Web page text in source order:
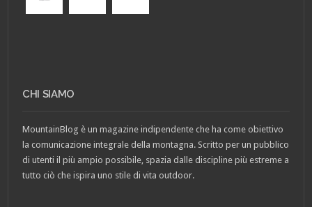
CHI SIAMO
MountainBlog è un magazine indipendente che ha come obiettivo
la comunicazione integrale della montagna. Scritto per un pubblico
di utenti il più ampio possibile, spazia dalle discipline più estreme a
tutto ciò che ispira uno stile di vita outdoor.